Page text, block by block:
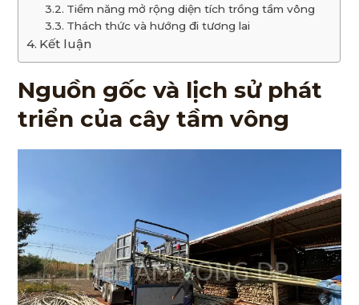
Tiềm năng mở rộng diện tích trồng tầm vông
Thách thức và hướng đi tương lai
Kết luận
Nguồn gốc và lịch sử phát
triển của cây tầm vông